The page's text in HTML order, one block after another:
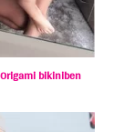
bikiniben